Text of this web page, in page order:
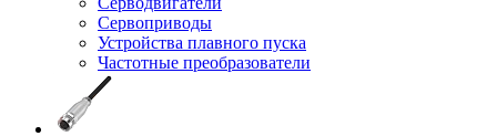
Сервоприводы
Устройства плавного пуска
Частотные преобразователи